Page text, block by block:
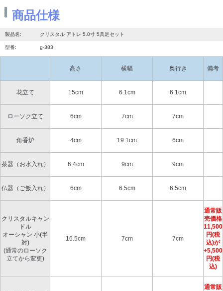
商品仕様
製品名: クリスタル アトレ 5.0寸 5具足セット
型番: g-383
高さ 横幅 奥行き 備考
花立て 15cm 6.1cm 6.1cm
ローソク立て 6cm 7cm 7cm
角香炉 4cm 19.1cm 6cm
茶器（お水入れ） 6.4cm 9cm 9cm
仏器（ご飯入れ） 6cm 6.5cm 6.5cm
クリスタルキャン
ドル
オーシャン 小(半
対)
(通常のローソク
立てから変更)
16.5cm 7cm 7cm
通常販
売価格
11,500
円(税
込)が
+5,500
円(税
込)
通常販